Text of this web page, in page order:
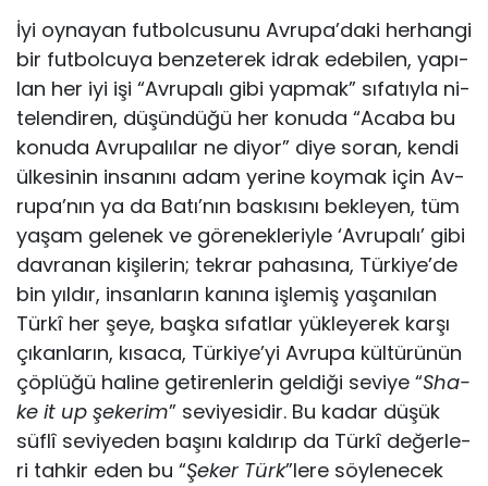
İyi oy­na­yan fut­bol­cu­su­nu Av­ru­pa’da­ki her­han­gi
bir fut­bol­cu­ya ben­ze­te­rek id­rak ede­bi­len, ya­pı­
lan her iyi işi “Av­ru­pa­lı gi­bi yap­mak” sı­fa­tıy­la ni­
te­len­di­ren, dü­şün­dü­ğü her ko­nu­da “Aca­ba bu
ko­nu­da Av­ru­pa­lı­lar ne di­yor” di­ye so­ran, ken­di
ül­ke­si­nin in­sa­nı­nı adam ye­ri­ne koy­mak için Av­
ru­pa’nın ya da Ba­tı’nın bas­kı­sı­nı bek­le­yen, tüm
ya­şam ge­le­nek ve gö­re­nek­le­riy­le ‘Av­ru­pa­lı’ gi­bi
dav­ra­nan ki­şi­le­rin; tek­rar pa­ha­sı­na, Tür­ki­ye’de
bin yıl­dır, in­san­la­rın ka­nı­na iş­le­miş ya­şa­nı­lan
Tür­kî her şe­ye, baş­ka sı­fat­lar yük­le­ye­rek kar­şı
çı­kan­la­rın, kı­sa­ca, Tür­ki­ye’yi Av­ru­pa kül­tü­rü­nün
çöp­lü­ğü ha­li­ne ge­ti­ren­le­rin gel­di­ği se­vi­ye “Sha­
ke it up şe­ke­rim” se­vi­ye­si­dir. Bu ka­dar dü­şük
süf­lî se­vi­ye­den ba­şı­nı kal­dı­rıp da Tür­kî de­ğer­le­
ri tah­kir eden bu “Şe­ker Türk”le­re söy­le­ne­cek